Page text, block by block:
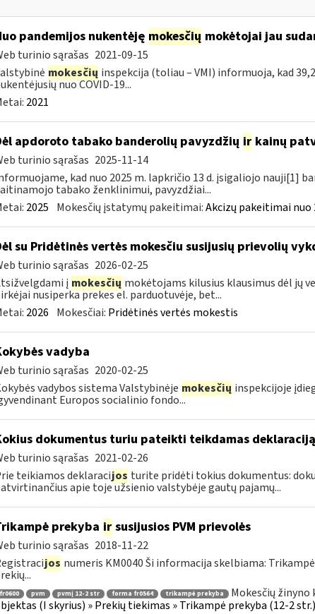
pandemijos nukentėję mokesčių mokėtojai jau
turinio sąrašas 2021-09-15
mokesčių inspekcija (toliau – VMI) informuoja, kad
nuo COVID-19...
2021
apdoroto tabako banderolių pavyzdžių irkainų
turinio sąrašas 2025-11-14
kad nuo 2025 m. lapkričio 13 d. įsigaliojo nauji[1]
tabako ženklinimui, pavyzdžiai...
2025 Mokesčių įstatymų pakeitimai:Akcizų pakeitimai nuo
su Pridėtinės vertės mokesčiu susijusių prievolių
turinio sąrašas 2026-02-25
į mokesčių mokėtojams kilusius klausimus dėl jų
nusiperka prekes el. parduotuvėje, bet...
2026 Mokesčiai: Pridėtinės vertės mokestis
vadyba
turinio sąrašas 2020-02-25
vadybos sistema Valstybinėje mokesčių inspekcijoje
Europos socialinio fondo...
dokumentus turiu pateikti teikdamas deklaraciją
turinio sąrašas 2021-02-26
teikiamos deklaracijos turite pridėti tokius dokumentus:
apie toje užsienio valstybėje gautų pajamų...
prekyba irsusijusios PVM prievolės
turinio sąrašas 2018-11-22
jos numeris KM0040 Ši informacija skelbiama:
fr0600 pvm pvmį 12-2 str forma fr0564 trikampė prekyba Mokesčių
(I skyrius) » Prekių tiekimas » Trikampė prekyba (12-2 str.)